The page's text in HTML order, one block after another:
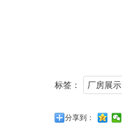
标签： 厂房展示
分享到：